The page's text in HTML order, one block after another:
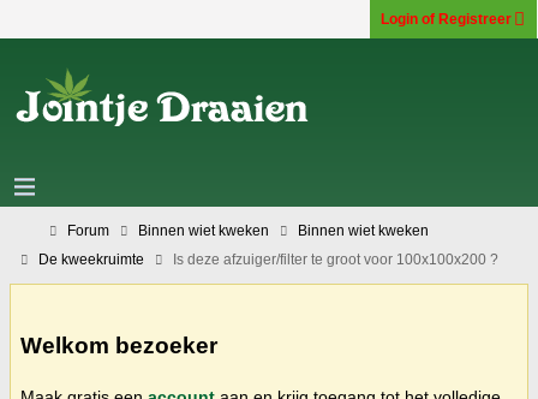
Login of Registreer
Forum Binnen wiet kweken
Binnen wiet kweken
De kweekruimte
Is deze afzuiger/filter te groot voor 100x100x200 ?
Welkom bezoeker